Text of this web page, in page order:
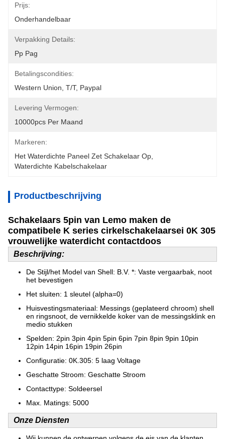
Prijs:
Onderhandelbaar
Verpakking Details:
Pp Pag
Betalingscondities:
Western Union, T/T, Paypal
Levering Vermogen:
10000pcs Per Maand
Markeren:
Het Waterdichte Paneel Zet Schakelaar Op
Waterdichte Kabelschakelaar
Productbeschrijving
Schakelaars 5pin van Lemo maken de
compatibele K series cirkelschakelaarsei 0K 305
vrouwelijke waterdicht contactdoos
Beschrijving:
De Stijl/het Model van Shell: B.V. *: Vaste vergaarbak, noot
het bevestigen
Het sluiten: 1 sleutel (alpha=0)
Huisvestingsmateriaal: Messings (geplateerd chroom) shell
en ringsnoot, de vernikkelde koker van de messingsklink en
medio stukken
Spelden: 2pin 3pin 4pin 5pin 6pin 7pin 8pin 9pin 10pin
12pin 14pin 16pin 19pin 26pin
Configuratie: 0K.305: 5 laag Voltage
Geschatte Stroom: Geschatte Stroom
Contacttype: Soldeersel
Max. Matings: 5000
Onze Diensten